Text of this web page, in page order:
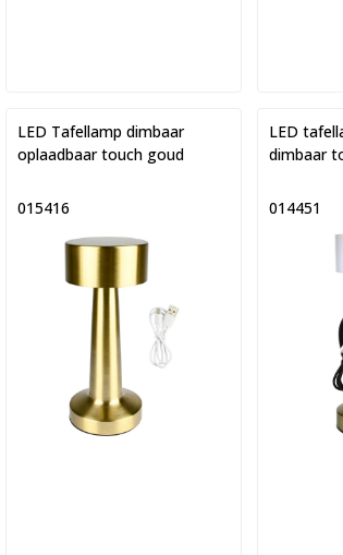
LED Tafellamp dimbaar
oplaadbaar touch goud
015416
LED
dimbaar
014451